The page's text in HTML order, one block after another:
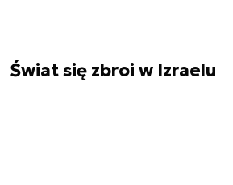
Świat się zbroi w Izraelu